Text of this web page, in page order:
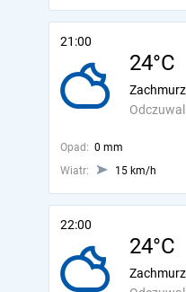
21:00
24°C
Opad: 0 mm
Wiatr:
15 km/h
22:00
24°C